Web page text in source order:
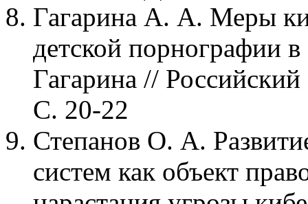
Гагарина А. А. Меры
детской порнографии
Гагарина //
С. 20-22
Степанов О. А.
систем как объект